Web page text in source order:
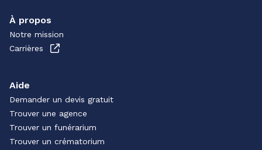
À propos
Notre mission
Carrières
Aide
Demander un devis gratuit
Trouver une agence
Trouver un funérarium
Trouver un crématorium